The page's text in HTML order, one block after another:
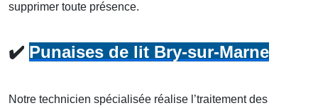
supprimer toute présence.
✔️ Punaises de lit Bry-sur-Marne
Notre technicien spécialisée réalise l’traitement des